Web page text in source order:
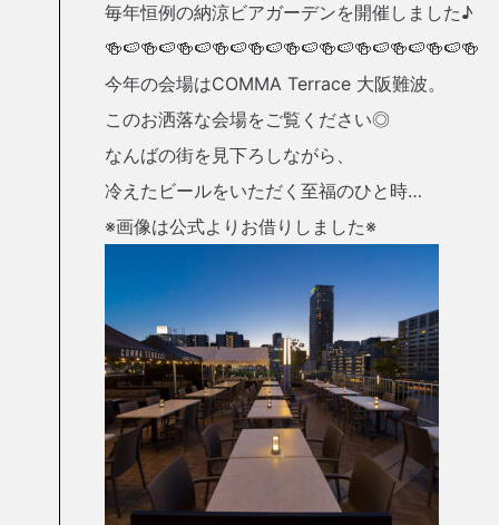
毎年恒例の納涼ビアガーデンを開催しました♪
🍻🍉🍻🍉🍻🍉🍻🍉🍻🍉🍻🍉🍻🍉🍻🍉🍻🍉🍻🍉🍻
今年の会場はCOMMA Terrace 大阪難波。
このお洒落な会場をご覧ください◎
なんばの街を見下ろしながら、
冷えたビールをいただく至福のひと時…
※画像は公式よりお借りしました※